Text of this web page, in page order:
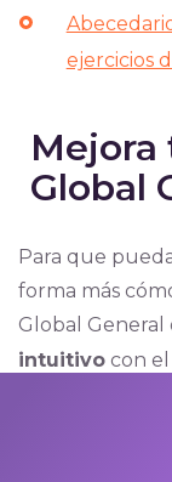
ejercicios
Mejora
Global
Para que
forma más
Global General
intuitivocon el